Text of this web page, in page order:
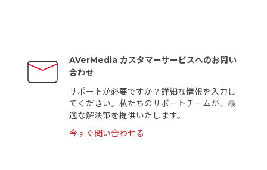
AVerMedia カスタマーサービスへのお問い
合わせ
サポートが必要ですか？詳細な情報を入力し
てください。私たちのサポートチームが、最
適な解決策を提供いたします。
今すぐ問い合わせる